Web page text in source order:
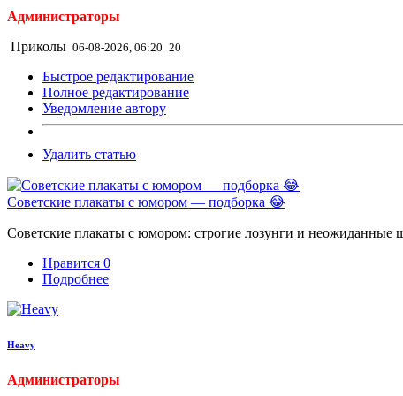
Администраторы
Приколы 06-08-2026, 06:20 20
Быстрое редактирование
Полное редактирование
Уведомление автору
Удалить статью
Советские плакаты с юмором — подборка 😂
Советские плакаты с юмором: строгие лозунги и неожиданные
Нравится 0
Подробнее
Heavy
Администраторы